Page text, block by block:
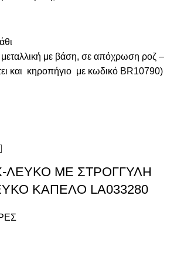
μεταλλική με βάση, σε απόχρωση ροζ –
και κηροπήγιο με κωδικό BR10790)
ΛΕΥΚΟ ΜΕ ΣΤΡΟΓΓΥΛΗ
ΚΑΠΕΛΟ LA033280